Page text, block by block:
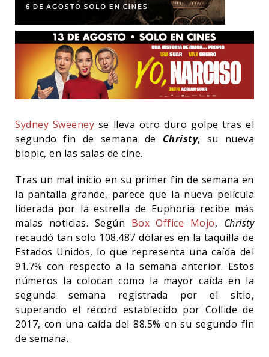
Sydney Sweeney se lleva otro duro golpe tras el
segundo fin de semana de Christy, su nueva
biopic, en las salas de cine.
Tras un mal inicio en su primer fin de semana en
la pantalla grande, parece que la nueva película
liderada por la estrella de Euphoria recibe más
malas noticias. Según Box Office Mojo, Christy
recaudó tan solo 108.487 dólares en la taquilla de
Estados Unidos, lo que representa una caída del
91.7% con respecto a la semana anterior. Estos
números la colocan como la mayor caída en la
segunda semana registrada por el sitio,
superando el récord establecido por Collide de
2017, con una caída del 88.5% en su segundo fin
de semana.